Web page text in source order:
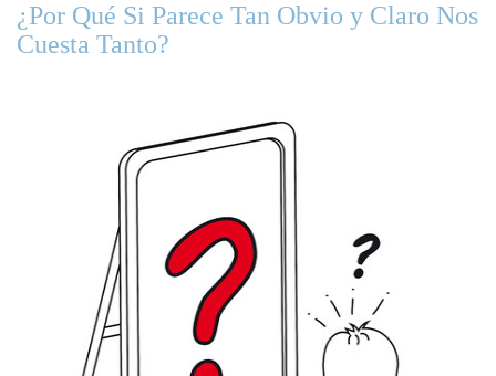
¿Por Qué Si Parece Tan Obvio y Claro Nos
Cuesta Tanto?